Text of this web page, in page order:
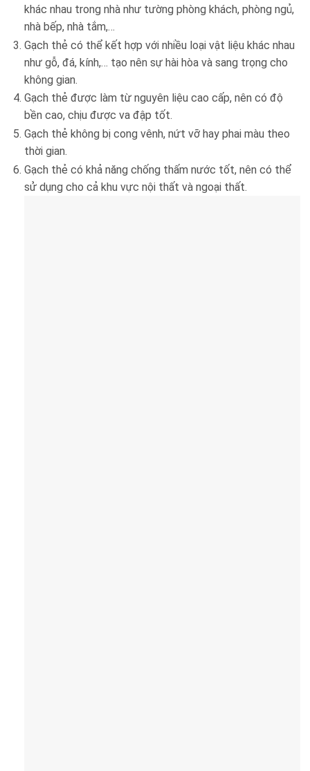
khác nhau trong nhà như tường phòng khách, phòng ngủ,
nhà bếp, nhà tắm,…
Gạch thẻ có thể kết hợp với nhiều loại vật liệu khác nhau
như gỗ, đá, kính,… tạo nên sự hài hòa và sang trọng cho
không gian.
Gạch thẻ được làm từ nguyên liệu cao cấp, nên có độ
bền cao, chịu được va đập tốt.
Gạch thẻ không bị cong vênh, nứt vỡ hay phai màu theo
thời gian.
Gạch thẻ có khả năng chống thấm nước tốt, nên có thể
sử dụng cho cả khu vực nội thất và ngoại thất.